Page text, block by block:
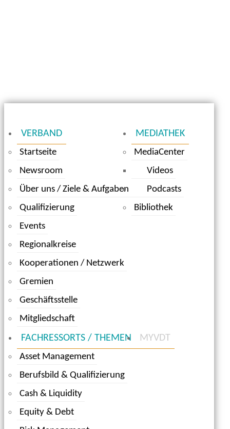
VERBAND
Startseite
Newsroom
Über uns / Ziele & Aufgaben
Qualifizierung
Events
Regionalkreise
Kooperationen / Netzwerk
Gremien
Geschäftsstelle
Mitgliedschaft
MEDIATHEK
MediaCenter
Videos
Podcasts
Bibliothek
FACHRESSORTS / THEMEN
Asset Management
Berufsbild & Qualifizierung
Cash & Liquidity
Equity & Debt
MYVDT